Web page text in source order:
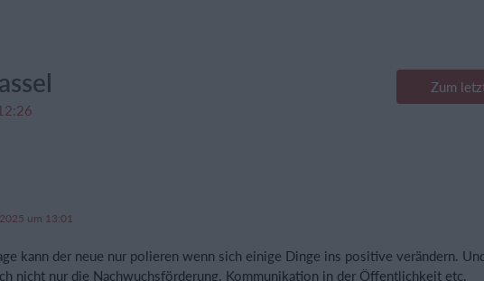
Zum
um 13:01
kann der neue nur polieren wenn sich einige Dinge ins positive verändern.
nicht nur die Nachwuchsförderung. Kommunikation in der Öffentlichkeit etc.